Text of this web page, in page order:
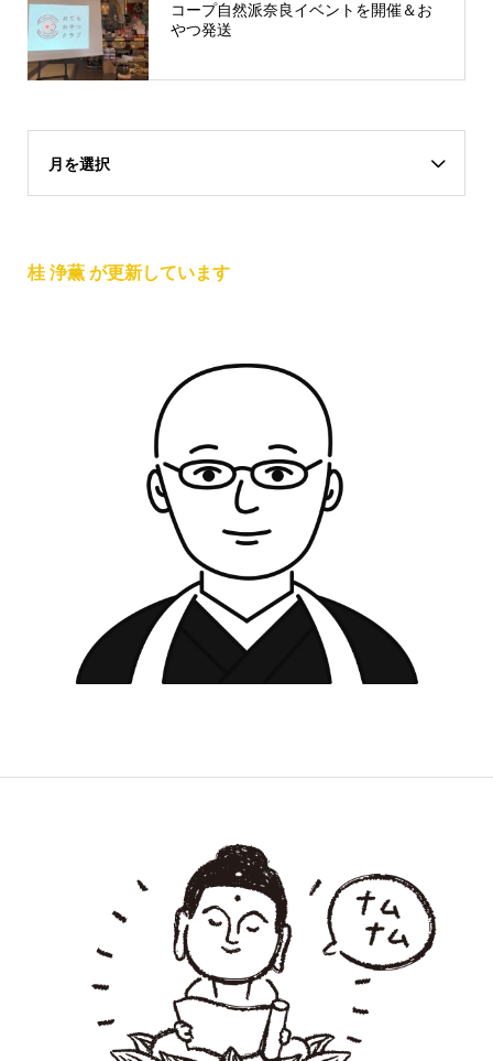
コープ自然派奈良イベントを開催＆お
やつ発送
月を選択
桂 浄薫 が更新しています